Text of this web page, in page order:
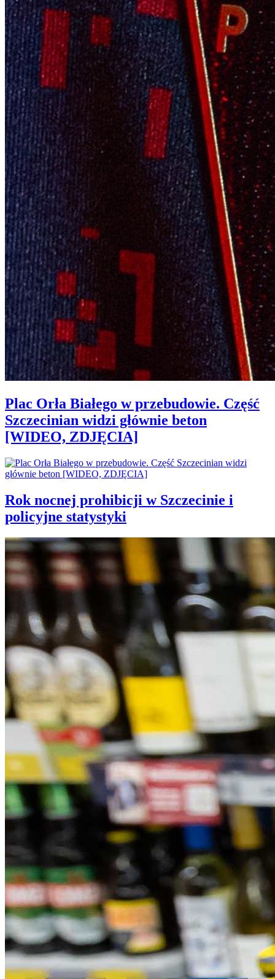
Plac Orła Białego w przebudowie. Część
Szczecinian widzi głównie beton
[WIDEO, ZDJĘCIA]
Rok nocnej prohibicji w Szczecinie i
policyjne statystyki